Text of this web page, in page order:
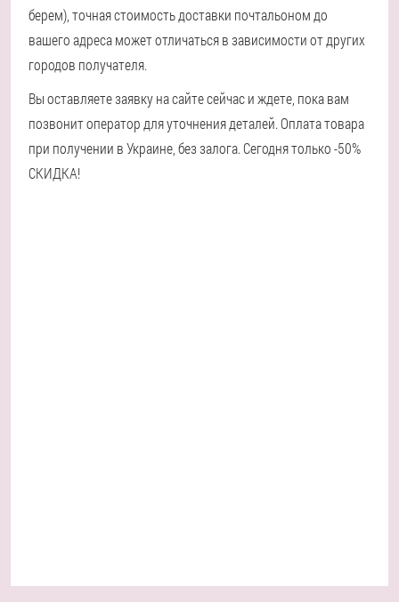
берем), точная стоимость доставки почтальоном до
вашего адреса может отличаться в зависимости от других
городов получателя.
Вы оставляете заявку на сайте сейчас и ждете, пока вам
позвонит оператор для уточнения деталей. Оплата товара
при получении в Украине, без залога. Сегодня только -50%
СКИДКА!